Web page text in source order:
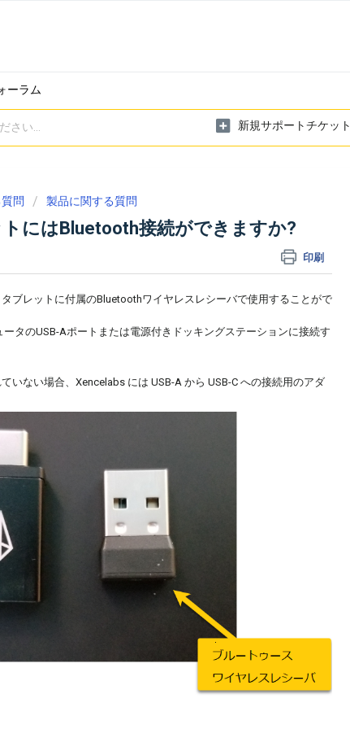
ーラム
新規サポートチケット
問 製品に関する質問
にはBluetooth接続ができますか?
印刷
ブレットに付属のBluetoothワイヤレスレシーバで使用することがで
タのUSB-Aポートまたは電源付きドッキングステーションに接続す
いない場合、Xencelabs には USB-A から USB-C への接続用のアダ